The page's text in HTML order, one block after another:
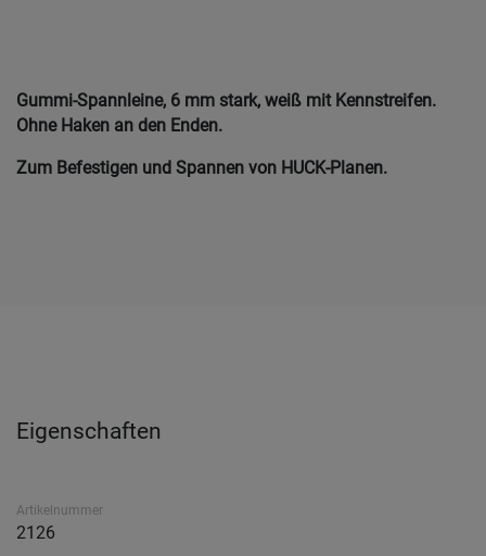
Gummi-Spannleine, 6 mm stark, weiß mit Kennstreifen.
Ohne Haken an den Enden.
Zum Befestigen und Spannen von HUCK-Planen.
Eigenschaften
Artikelnummer
2126